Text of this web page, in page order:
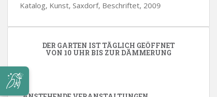
Katalog, Kunst, Saxdorf, Beschriftet, 2009
DER GARTEN IST TÄGLICH GEÖFFNET
VON 10 UHR BIS ZUR DÄMMERUNG